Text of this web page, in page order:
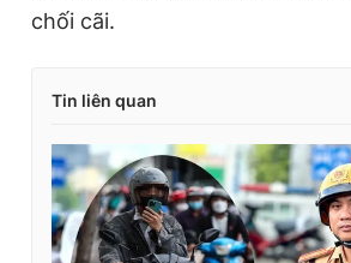
chối cãi.
Tin liên quan